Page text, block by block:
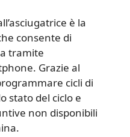
è la
consente di
tramite
Grazie al
cicli di
stato del ciclo e
non disponibili